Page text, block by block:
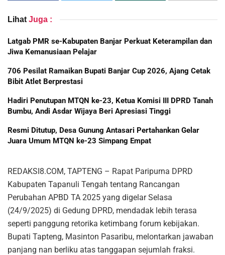
Lihat Juga :
Latgab PMR se-Kabupaten Banjar Perkuat Keterampilan dan
Jiwa Kemanusiaan Pelajar
706 Pesilat Ramaikan Bupati Banjar Cup 2026, Ajang Cetak
Bibit Atlet Berprestasi
Hadiri Penutupan MTQN ke-23, Ketua Komisi III DPRD Tanah
Bumbu, Andi Asdar Wijaya Beri Apresiasi Tinggi
Resmi Ditutup, Desa Gunung Antasari Pertahankan Gelar
Juara Umum MTQN ke-23 Simpang Empat
REDAKSI8.COM, TAPTENG – Rapat Paripurna DPRD
Kabupaten Tapanuli Tengah tentang Rancangan
Perubahan APBD TA 2025 yang digelar Selasa
(24/9/2025) di Gedung DPRD, mendadak lebih terasa
seperti panggung retorika ketimbang forum kebijakan.
Bupati Tapteng, Masinton Pasaribu, melontarkan jawaban
panjang nan berliku atas tanggapan sejumlah fraksi.